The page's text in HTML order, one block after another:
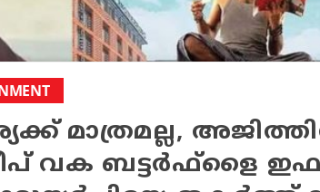
മാത്രമല്ല,
വക ബട്ടര്‍ഫ്‌ളൈ